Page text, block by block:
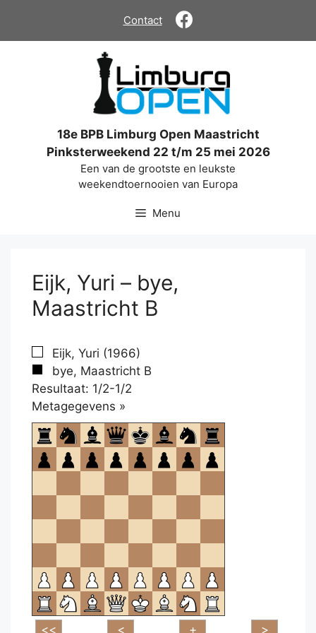
de
Contact
18e BPB Limburg Open Maastricht
Pinksterweekend 22 t/m 25 mei 2026
Een van de grootste en leukste
weekendtoernooien van Europa
Menu
Eijk, Yuri – bye,
Maastricht B
Eijk, Yuri (1966)
bye, Maastricht B
Resultaat: 1/2-1/2
Metagegevens »
om
te
openen.